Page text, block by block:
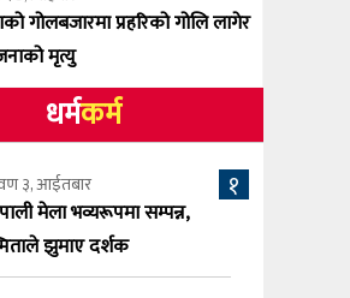
गोलबजारमा प्रहरिको गोलि लागेर
मृत्यु
१०, आईतबार
को अध्यक्षमा घनेन्द्र न्यौपाने बिजयी
शुक्रबार
सोसाइटि अफ क्यालगरीको अध्यक्षमा
र घनेन्द्र न्यौपाने भिड्दै
धर्मकर्म
३, आईतबार
मेला भव्यरूपमा सम्पन्न,
झुमाए दर्शक
१